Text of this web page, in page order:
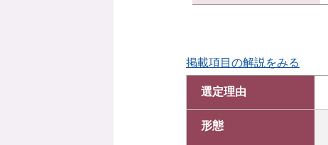
掲載項目の解説をみる
選定理由
形態